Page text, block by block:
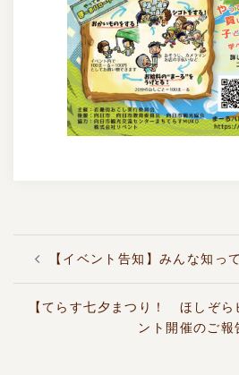
ナ
【イベント告知】みんな知っ
【てらす七夕まつり！ ほしぞら
ント開催のご報